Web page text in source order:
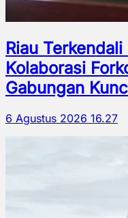
Riau
Kolaborasi
Gabungan
6 Agustus 2026 16.27